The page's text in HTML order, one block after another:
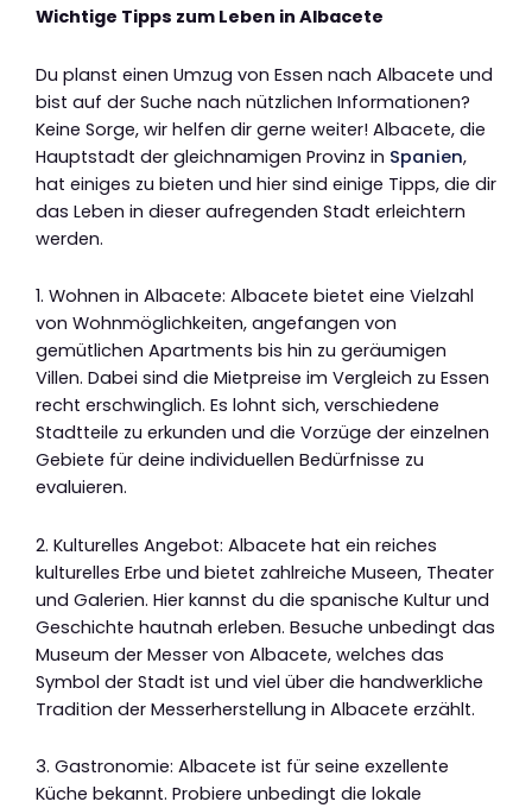
Wichtige Tipps zum Leben in Albacete
Du planst einen Umzug von Essen nach Albacete und
bist auf der Suche nach nützlichen Informationen?
Keine Sorge, wir helfen dir gerne weiter! Albacete, die
Hauptstadt der gleichnamigen Provinz in Spanien,
hat einiges zu bieten und hier sind einige Tipps, die dir
das Leben in dieser aufregenden Stadt erleichtern
werden.
1. Wohnen in Albacete: Albacete bietet eine Vielzahl
von Wohnmöglichkeiten, angefangen von
gemütlichen Apartments bis hin zu geräumigen
Villen. Dabei sind die Mietpreise im Vergleich zu Essen
recht erschwinglich. Es lohnt sich, verschiedene
Stadtteile zu erkunden und die Vorzüge der einzelnen
Gebiete für deine individuellen Bedürfnisse zu
evaluieren.
2. Kulturelles Angebot: Albacete hat ein reiches
kulturelles Erbe und bietet zahlreiche Museen, Theater
und Galerien. Hier kannst du die spanische Kultur und
Geschichte hautnah erleben. Besuche unbedingt das
Museum der Messer von Albacete, welches das
Symbol der Stadt ist und viel über die handwerkliche
Tradition der Messerherstellung in Albacete erzählt.
3. Gastronomie: Albacete ist für seine exzellente
Küche bekannt. Probiere unbedingt die lokale